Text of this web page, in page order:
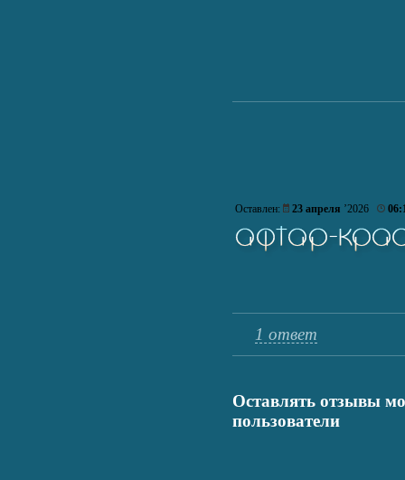
Оставлен: 23 апреля ’2026
1 ответ
Оставлять отзывы
пользователи